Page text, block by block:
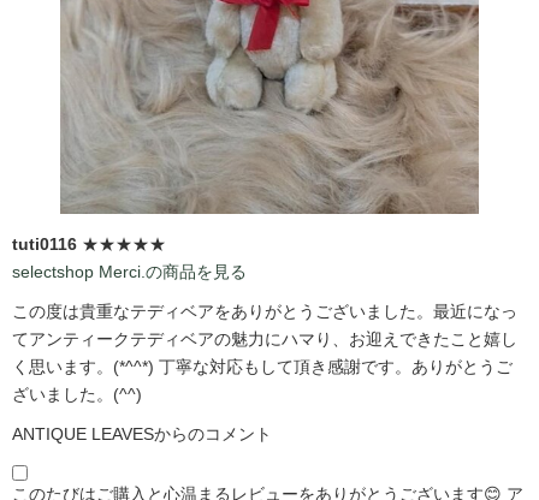
tuti0116 ★★★★★
selectshop Merci.の商品を見る
この度は貴重なテディベアをありがとうございました。最近になっ
てアンティークテディベアの魅力にハマり、お迎えできたこと嬉し
く思います。(*^^*) 丁寧な対応もして頂き感謝です。ありがとうご
ざいました。(^^)
ANTIQUE LEAVESからのコメント
このたびはご購入と心温まるレビューをありがとうございます😊 ア